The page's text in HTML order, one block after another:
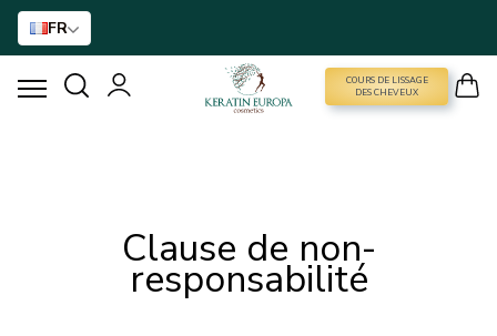
FR
COURS DE LISSAGE
DES CHEVEUX
COURS DE LISSAGE DES CHEVEUX
TRAITEMENT DES CHEVEUX
Clause de non-
responsabilité